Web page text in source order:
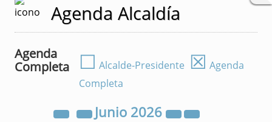
Agenda Alcaldía
Agenda
Completa
☐ Alcalde-Presidente ☒ Agenda
Completa
Junio 2026